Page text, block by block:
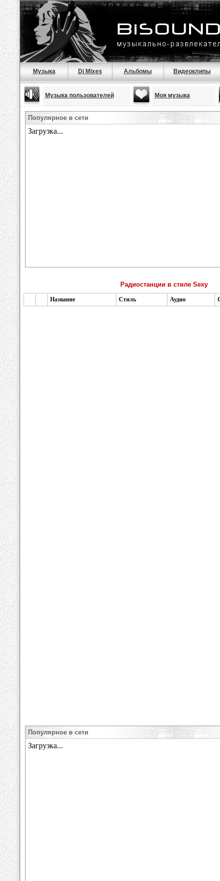
Музыка Dj Mixes Альбомы Видеоклипы
Музыка пользователей Моя музыка
Популярное в сети
Радиостанции в стиле Sexy
Название Стиль Аудио
Популярное в сети